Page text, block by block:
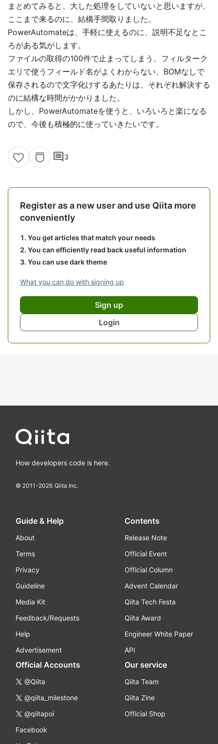
まとめてみると、大した処理をしていないと思いますが、
ここまで来るのに、結構手間取りました。
PowerAutomateは、手軽に使えるのに、説明不足なとこ
ろがある気がします。
ファイルの取得の100件で止まってしまう、フィルターク
エリで使うフィールド名がよくわからない、BOMなしで
保存されるので文字化けするあたりは、それぞれ解決する
のに結構な時間がかかりました。
しかし、PowerAutomateを使うと、いろいろと楽になる
ので、今後も積極的に使っていきたいです。
comment3
Register as a new user and use Qiita more
conveniently
You get articles that match your needs
You can efficiently read back useful information
You can use dark theme
What you can do with signing up
Sign up
Login
How developers code is here.
© 2011-2026 Qiita Inc.
Guide & Help
About
Terms
Privacy
Guideline
Media Kit
Feedback/Requests
Help
Advertisement
Contents
Release Note
Official Event
Official Column
Advent Calendar
Qiita Tech Festa
Qiita Award
Engineer White Paper
API
Official Accounts
@Qiita
@qiita_milestone
@qiitapoi
Facebook
Our service
Qiita Team
Qiita Zine
Official Shop